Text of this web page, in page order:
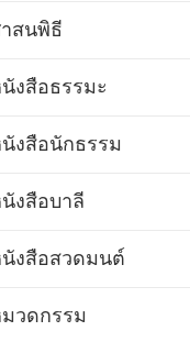
สนพิธี
งสือธรรมะ
งสือนักธรรม
งสือบาลี
งสือสวดมนต์
วดกรรม